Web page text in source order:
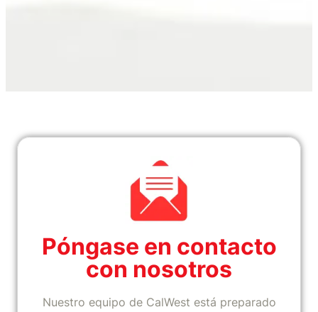
Póngase en contacto
con nosotros
Nuestro equipo de CalWest está preparado